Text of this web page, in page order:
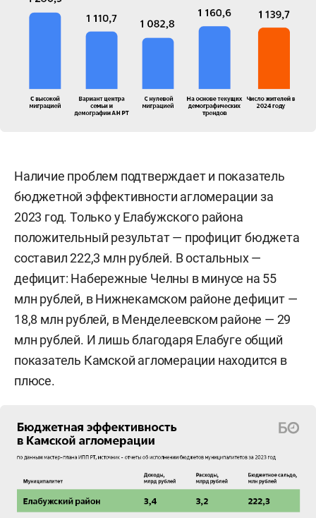
Наличие проблем подтверждает и показатель
бюджетной эффективности агломерации за
2023 год. Только у Елабужского района
положительный результат — профицит бюджета
составил 222,3 млн рублей. В остальных —
дефицит: Набережные Челны в минусе на 55
млн рублей, в Нижнекамском районе дефицит —
18,8 млн рублей, в Менделеевском районе — 29
млн рублей. И лишь благодаря Елабуге общий
показатель Камской агломерации находится в
плюсе.